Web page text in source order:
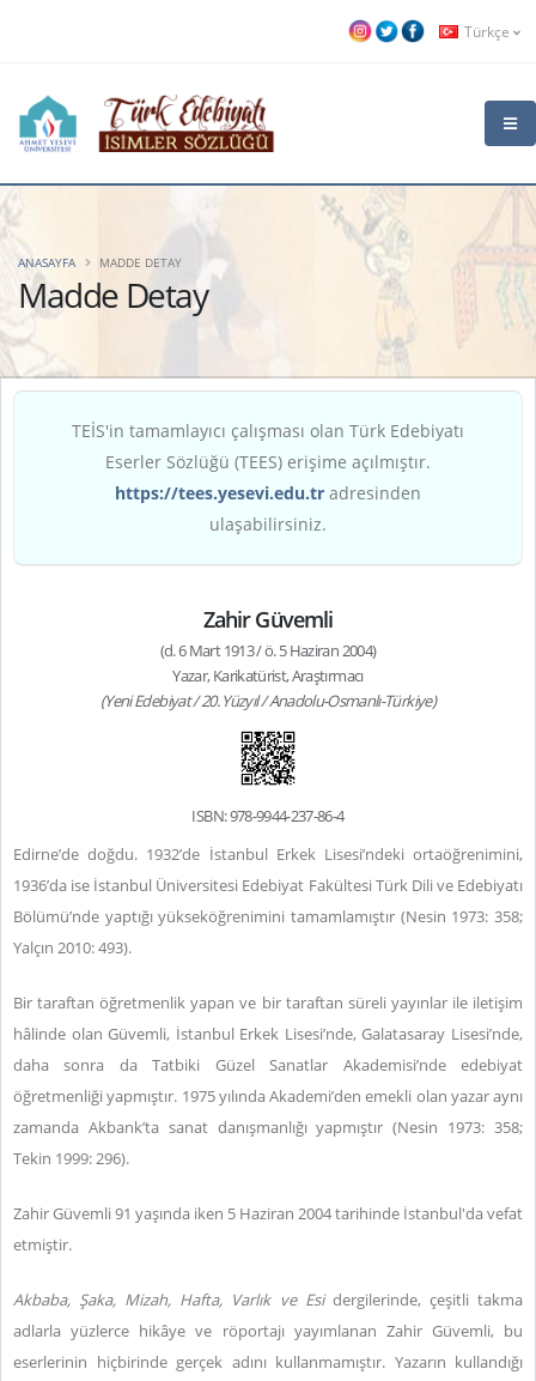
Türkçe
Madde Detay
ANASAYFA MADDE DETAY
TEİS'in tamamlayıcı çalışması olan Türk Edebiyatı
Eserler Sözlüğü (TEES) erişime açılmıştır.
https://tees.yesevi.edu.tr adresinden
ulaşabilirsiniz.
Zahir Güvemli
(d. 6 Mart 1913 / ö. 5 Haziran 2004)
Yazar, Karikatürist, Araştırmacı
(Yeni Edebiyat / 20. Yüzyıl / Anadolu-Osmanlı-Türkiye)
ISBN: 978-9944-237-86-4
Edirne’de doğdu. 1932’de İstanbul Erkek Lisesi’ndeki ortaöğrenimini,
1936’da ise İstanbul Üniversitesi Edebiyat Fakültesi Türk Dili ve Edebiyatı
Bölümü’nde yaptığı yükseköğrenimini tamamlamıştır (Nesin 1973: 358;
Yalçın 2010: 493).
Bir taraftan öğretmenlik yapan ve bir taraftan süreli yayınlar ile iletişim
hâlinde olan Güvemli, İstanbul Erkek Lisesi’nde, Galatasaray Lisesi’nde,
daha sonra da Tatbiki Güzel Sanatlar Akademisi’nde edebiyat
öğretmenliği yapmıştır. 1975 yılında Akademi’den emekli olan yazar aynı
zamanda Akbank’ta sanat danışmanlığı yapmıştır (Nesin 1973: 358;
Tekin 1999: 296).
Zahir Güvemli 91 yaşında iken 5 Haziran 2004 tarihinde İstanbul'da vefat
etmiştir.
Akbaba, Şaka, Mizah, Hafta, Varlık ve Esidergilerinde, çeşitli takma
adlarla yüzlerce hikâye ve röportajı yayımlanan Zahir Güvemli, bu
eserlerinin hiçbirinde gerçek adını kullanmamıştır. Yazarın kullandığı